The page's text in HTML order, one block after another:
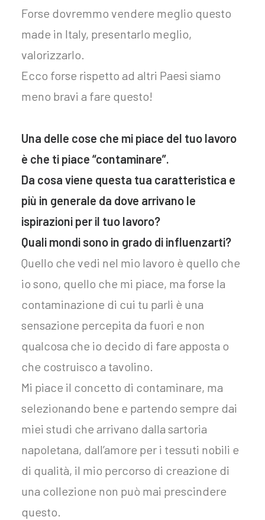
Forse dovremmo vendere meglio questo
made in Italy, presentarlo meglio,
valorizzarlo.
Ecco forse rispetto ad altri Paesi siamo
meno bravi a fare questo!
Una delle cose che mi piace del tuo lavoro
è che ti piace “contaminare”.
Da cosa viene questa tua caratteristica e
più in generale da dove arrivano le
ispirazioni per il tuo lavoro?
Quali mondi sono in grado di influenzarti?
Quello che vedi nel mio lavoro è quello che
io sono, quello che mi piace, ma forse la
contaminazione di cui tu parli è una
sensazione percepita da fuori e non
qualcosa che io decido di fare apposta o
che costruisco a tavolino.
Mi piace il concetto di contaminare, ma
selezionando bene e partendo sempre dai
miei studi che arrivano dalla sartoria
napoletana, dall’amore per i tessuti nobili e
di qualità, il mio percorso di creazione di
una collezione non può mai prescindere
questo.